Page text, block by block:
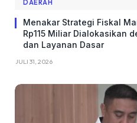
DAERAH
Menakar Strategi Fiskal
Rp115 Miliar Dialokasikan
dan Layanan Dasar
JULI 31, 2026